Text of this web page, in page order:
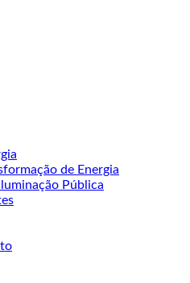
de Energia
Pública